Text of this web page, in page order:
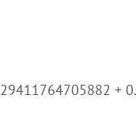
+